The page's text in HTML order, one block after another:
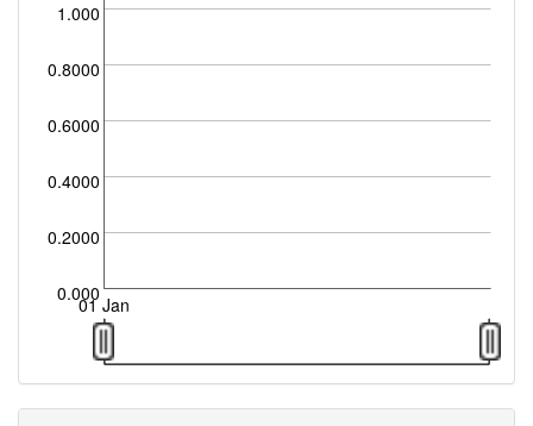
0.000
0.2000
0.4000
0.6000
0.8000
1.000
01 Jan